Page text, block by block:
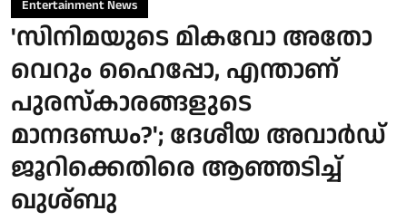
Entertainment News
'സിനിമയുടെ മികവോ അതോ
വെറും ഹൈപ്പോ, എന്താണ്
പുരസ്‌കാരങ്ങളുടെ
മാനദണ്ഡം?'; ദേശീയ അവാർഡ്
ജൂറിക്കെതിരെ ആഞ്ഞടിച്ച്
ഖുശ്ബു